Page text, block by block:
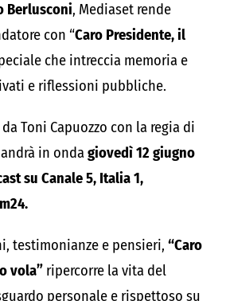
Berlusconi, Mediaset rende
con “Caro Presidente, il
che intreccia memoria e
e riflessioni pubbliche.
Toni Capuozzo con la regia di
in onda giovedì 12 giugno
su Canale 5, Italia 1,
testimonianze e pensieri, “Caro
vola” ripercorre la vita del
personale e rispettoso su